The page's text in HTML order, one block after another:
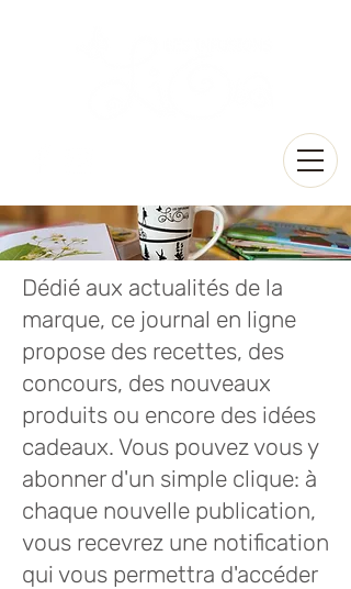
Dédié aux actualités de la
marque, ce journal en ligne
propose des recettes, des
concours, des nouveaux
produits ou encore des idées
cadeaux. Vous pouvez vous y
abonner d'un simple clique: à
chaque nouvelle publication,
vous recevrez une notification
qui vous permettra d'accéder